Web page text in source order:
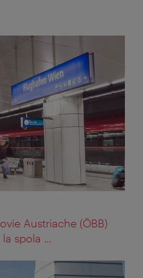
Austriache (ÖBB)
spola ...